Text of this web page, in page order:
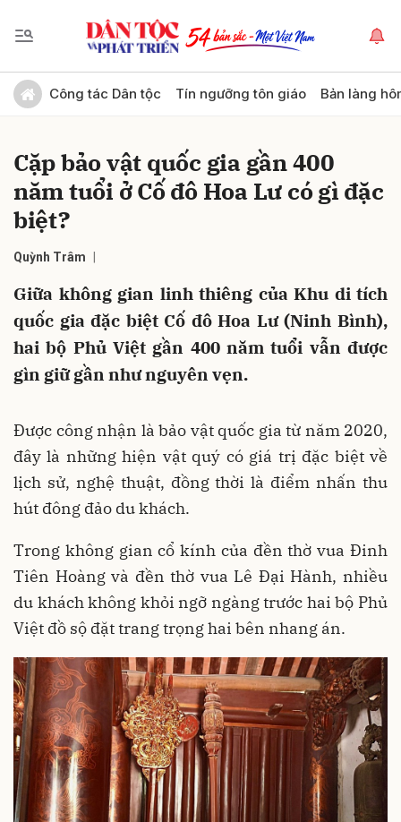
Công tác Dân tộc Tín ngưỡng tôn giáo Bản làng
Cặp bảo vật quốc gia gần 400
năm tuổi ở Cố đô Hoa Lư có gì đặc
biệt?
Quỳnh Trâm
Giữa không gian linh thiêng của Khu di tích
quốc gia đặc biệt Cố đô Hoa Lư (Ninh Bình),
hai bộ Phủ Việt gần 400 năm tuổi vẫn được
gìn giữ gần như nguyên vẹn.
Được công nhận là bảo vật quốc gia từ năm 2020,
đây là những hiện vật quý có giá trị đặc biệt về
lịch sử, nghệ thuật, đồng thời là điểm nhấn thu
hút đông đảo du khách.
Trong không gian cổ kính của đền thờ vua Đinh
Tiên Hoàng và đền thờ vua Lê Đại Hành, nhiều
du khách không khỏi ngỡ ngàng trước hai bộ Phủ
Việt đồ sộ đặt trang trọng hai bên nhang án.
Gửi bình luận